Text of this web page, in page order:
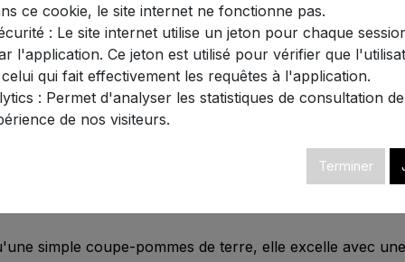
inoxydable de haute qualité et ABS résistant, cette
intensive.
: Livrée avec 2 couteaux interchangeables, elle
pour gratins ou salades.
Sa poignée roulante ergonomique minimise l'effort et
de cuisine ! Sa base large équipée de patins
simple coupe-pommes de terre, elle excelle avec
ce cookie, le site internet ne fonctionne pas.
: Le site internet utilise un jeton pour chaque
l'application. Ce jeton est utilisé pour vérifier que
qui fait effectivement les requêtes à l'application.
: Permet d'analyser les statistiques de consultation
de nos visiteurs.
Terminer